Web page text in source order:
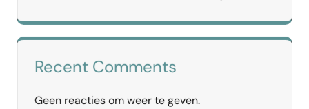
Recent Comments
Geen reacties om weer te geven.